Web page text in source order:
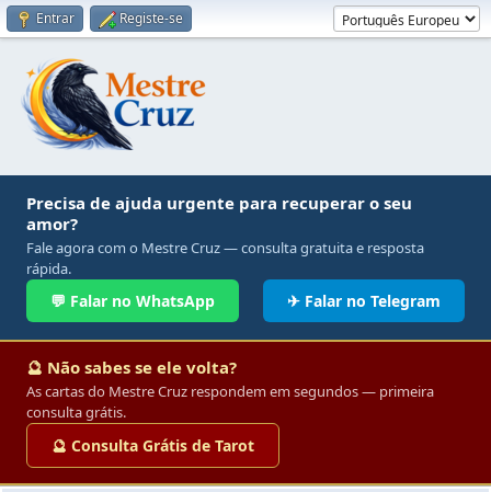
Entrar Registe-se
Precisa de ajuda urgente para recuperar o seu
amor?
Fale agora com o Mestre Cruz — consulta gratuita e resposta
rápida.
💬 Falar no WhatsApp ✈ Falar no Telegram
🔮 Não sabes se ele volta?
As cartas do Mestre Cruz respondem em segundos — primeira
consulta grátis.
🔮 Consulta Grátis de Tarot